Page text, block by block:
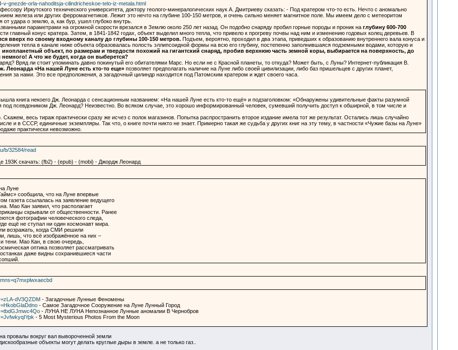
v-gnezde-orla-nahoditsja-cilindricheskoe-telo-iz-metala.html
Иркутского технического университета, доктору геолого-минералогических наук А. Дмитриеву сказать: - Под кратером что-то есть. Нечто с аномально
железа или других ферромагнетиков. Лежит это нечто на глубине 100-150 метров, и очень сильно меняет магнитное поле. Мы имеем дело с метеоритом
удара о землю, а, как бур, ушел глубоко внутрь.
параметрами на огромной скорости врезался в Землю около 250 лет назад. Он подобно снаряду пробил горные породы и проник на глубину 600-700
главный конус кратера. Затем, в 1841-1842 годах, объект выделил много тепла, что привело к прогреву почвы над ним и изменению годовых колец деревьев. В
вверх по своему входному каналу до глубины 100-150 метров.Подъем, вероятно, проходил в два этапа, приведших к образованию внутреннего вала конуса и
тепла в канале ниже объекта образовалась полость эллипсоидной формы на всю его глубину, постепенно заполнившаяся подземными водами, которую и
инопланетный объект, по размерам и твердости похожий на гигантский снаряд, пробив верхнюю часть земной коры, выбирается на поверхность, до
А что же будет, когда он выберется?
Вряд ли стоит упоминать давно покинутый его обитателями Марс. Но если не с Красной планеты, то откуда? Может быть, с Луны? Интернет-публикация В.
Леонарда «На нашей Луне есть кто-то еще»позволяет предполагать наличие на Луне либо своей цивилизации, либо баз пришельцев с других планет,
за нами. Это все предположения, а загадочный цилиндр находится под Патомским кратером и ждет своего часа.
книга некоего Дж. Леонарда с сенсационным названием: «На нашей Луне есть кто-то ещё» и подзаголовком: «Обнаружены удивительные факты разумной
под псевдонимом Дж. Леонард? Неизвестно. Во всяком случае, это хорошо информированный человек, сумевший получить доступ к обширной, в том числе и
Скажем, весь тираж практически сразу же исчез с полок магазинов. Попытка распространить второе издание имела тот же результат. Остались лишь случайно
и в СССР, единичные экземпляры. Так что, о книге почти никто не знает. Примерно такая же судьба у других книг на эту тему, в частности «Чужие базы на Луне»
практически невозможно.
b/32584/read
193K скачать: (fb2) - (epub) - (mobi) - Джордж Леонард
Луне
сообщила, что на Луне впервые
газета ссылалась на заявление ведущего
Мао Кан заявил, что располагает
скрывали от общественности. Ранее
фотографии человеческого следа,
ещё не ступал ни один космонавт мира.
возражать, когда СМИ решили
лишь, что всё изображённое на них –
тени. Мао Кан, в свою очередь,
оптика позволяет рассматривать
даже видны сохранившиеся части
dV3QZDM - Загадочные Лунные Феномены
- Самое Загадочное Сооружение на Луне Лунный Город
- ЛУНА НЕ ЛУНА Непознанное Лунные аномалии В Чернобров
- 5 Most Mysterious Photos From the Moon
провалы вокруг вал вывороченной земли
объекты могут делать круглые дыры в земле. а не только газ..